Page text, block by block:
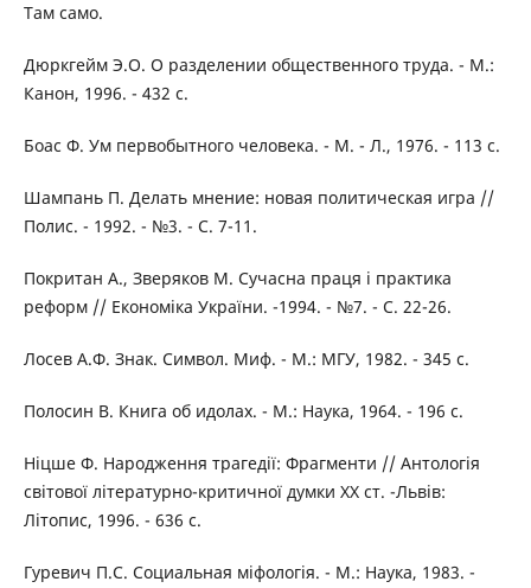
Там само.
Дюркгейм Э.О. О разделении общественного труда. - М.:
Канон, 1996. - 432 с.
Боас Ф. Ум первобытного человека. - М. - Л., 1976. - 113 с.
Шампань П. Делать мнение: новая политическая игра //
Полис. - 1992. - №3. - С. 7-11.
Покритан А., Зверяков М. Сучасна праця і практика
реформ // Економіка України. -1994. - №7. - С. 22-26.
Лосев А.Ф. Знак. Символ. Миф. - М.: МГУ, 1982. - 345 с.
Полосин В. Книга об идолах. - М.: Наука, 1964. - 196 с.
Ніцше Ф. Народження трагедії: Фрагменти // Антологія
світової літературно-критичної думки ХХ ст. -Львів:
Літопис, 1996. - 636 с.
Гуревич П.С. Социальная міфологія. - М.: Наука, 1983. -